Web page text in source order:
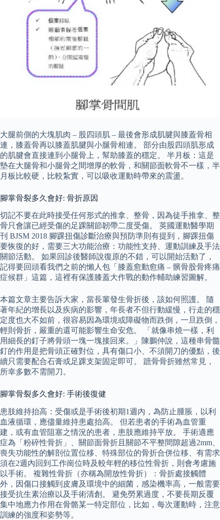
大腿前側的大塊肌肉 – 股四頭肌 – 最後會形成肌腱與膝蓋骨相
連，膝蓋骨再以膝蓋肌腱與小腿骨相連。 部分由股四頭肌形成
的肌腱會直接連到小腿骨上，幫助膝蓋的穩定。 半月板：這是
墊在大腿骨和小腿骨之間增厚的軟骨，和關節面軟骨不一樣，半
月板比較硬，比較紮實，可以吸收運動時帶來的震盪。
腳掌骨裂多久會好: 骨折原因
切記不要在此時接受任何形式的推拿、整骨，因為徒手推拿、整
骨只會讓已經受傷的足踝關節韌帶二度受傷。 英國運動醫學期
刊 BJSM 2018 腳踝扭傷診斷治療與預防準則有提到，腳踝扭傷
要恢復的好，需要三大功能治療：功能性支持、運動訓練及手法
關節活動。 如果回診後醫師說復原的不錯，可以開始活動了，
記得要回頭看我們之前的懶人包「膝蓋愈動愈痛 – 髕骨股骨疼痛
症候群」這篇，這裡有保護膝蓋大作戰的動作輔助練習圖解。
本篇文章主要告訴大家，當長輩發生骨折後，該如何照護。 隨
著年紀的增長以及疾病的影響，年長者不但行動緩慢，行走的穩
定度也大不如前，很容易因為環境或障礙物而跌倒，一旦跌倒，
輕則骨折，嚴重的還可能影響生命安危。 「就像串燒一樣，利
用細長的釘子將骨頭一塊一塊接回來。」陳鵬仲說，這種串骨髓
釘的作用是把骨頭正確對位，具有傷口小、不須開刀的優點，後
續只需要配合石膏或足踝支架固定即可。 蹠骨骨折雖然常見，
所幸多數不需開刀。
腳掌骨裂多久會好: 手術後復健
患肢維持抬高：受傷或是手術後初期1週內，為防止腫脹，以利
血液循環，應儘量維持患處抬高。 但若患者的手術為血管重
建，或有血管阻塞之情況的患者，患肢應維持平放。 手術適應
症為「粉碎性骨折」、關節面骨折且關節不平整間隙超過2mm、
喪失功能性的解剖位置位移、特殊部位的骨折合併位移、有需求
須在2週內回到工作崗位時及較年輕的移位性骨折，則會考慮施
以手術。 複雜性骨折（亦稱為開放性骨折）：骨折處接觸體
外，因傷口接觸到皮膚及環境中的細菌，感染機率高，一般需要
接受抗生素治療以及手術清創。 避免勞累過度，不要長期反覆
集中地應力作用在骨骼某一特定部位，比如，每次運動時，注意
訓練的強度和姿勢等。